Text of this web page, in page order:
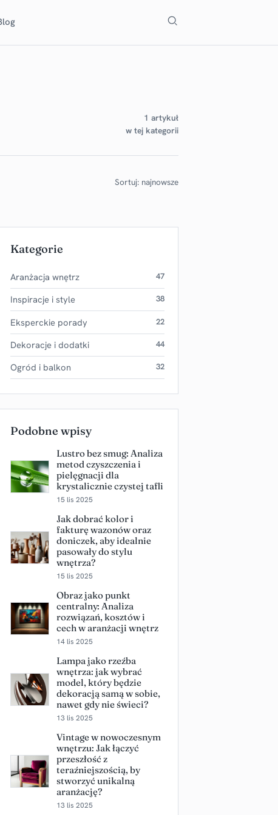
1 artykuł
w tej kategorii
Sortuj: najnowsze
Kategorie
Aranżacja wnętrz 47
Inspiracje i style 38
Eksperckie porady 22
Dekoracje i dodatki 44
Ogród i balkon 32
Podobne wpisy
Lustro bez smug: Analiza
metod czyszczenia i
pielęgnacji dla
krystalicznie czystej tafli
15 lis 2025
Jak dobrać kolor i
fakturę wazonów oraz
doniczek, aby idealnie
pasowały do stylu
wnętrza?
15 lis 2025
Obraz jako punkt
centralny: Analiza
rozwiązań, kosztów i
cech w aranżacji wnętrz
14 lis 2025
Lampa jako rzeźba
wnętrza: jak wybrać
model, który będzie
dekoracją samą w sobie,
nawet gdy nie świeci?
13 lis 2025
Vintage w nowoczesnym
wnętrzu: Jak łączyć
przeszłość z
teraźniejszością, by
stworzyć unikalną
aranżację?
13 lis 2025